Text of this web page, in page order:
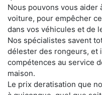
Nous pouvons vous
voiture, pour empêcher
dans vos véhicules et de
Nos spécialistes savent
délester des rongeurs, et
compétences au service
maison.
Le prix deratisation que